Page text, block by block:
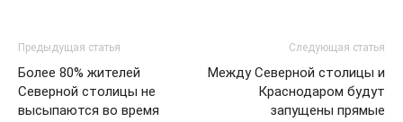
Предыдущая статья
Более 80% жителей
Северной столицы не
высыпаются во время
Следующая статья
Между Северной столицы и
Краснодаром будут
запущены прямые